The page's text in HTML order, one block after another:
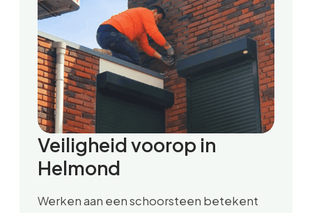
Veiligheid voorop in
Helmond
Werken aan een schoorsteen betekent